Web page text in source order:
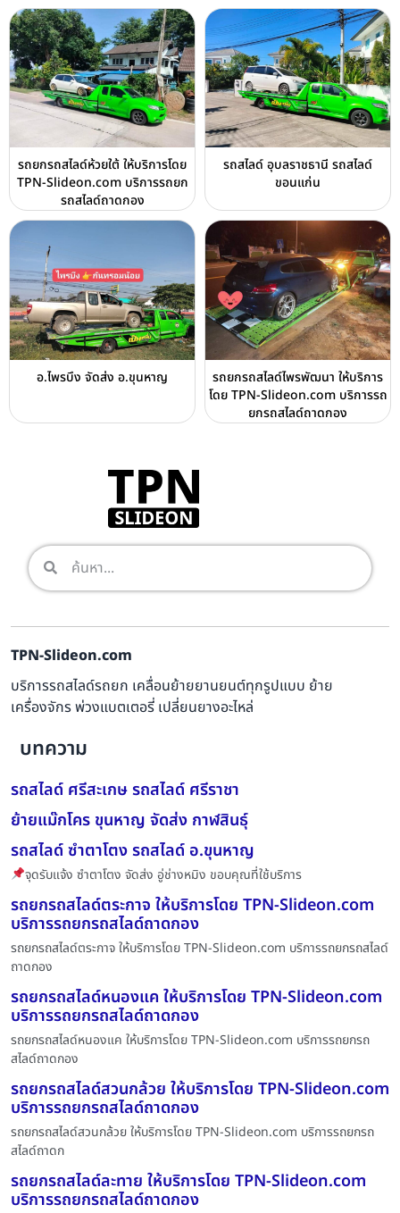
รถยกรถสไลด์ห้วยใต้ ให้บริการโดย
TPN-Slideon.com บริการรถยก
รถสไลด์ถาดกอง
รถสไลด์ อุบลราชธานี รถสไลด์
ขอนแก่น
อ.ไพรบึง จัดส่ง อ.ขุนหาญ
รถยกรถสไลด์ไพรพัฒนา ให้บริการ
โดย TPN-Slideon.com บริการรถ
ยกรถสไลด์ถาดกอง
TPN-Slideon.com
บริการรถสไลด์รถยก เคลื่อนย้ายยานยนต์ทุกรูปแบบ ย้าย
เครื่องจักร พ่วงแบตเตอรี่ เปลี่ยนยางอะไหล่
บทความ
รถสไลด์ ศรีสะเกษ รถสไลด์ ศรีราชา
ย้ายแม๊กโคร ขุนหาญ จัดส่ง กาฬสินธุ์
รถสไลด์ ซำตาโตง รถสไลด์ อ.ขุนหาญ
จุดรับแจ้ง ซำตาโตง จัดส่ง อู่ช่างหมิง ขอบคุณที่ใช้บริการ
รถยกรถสไลด์ตระกาจ ให้บริการโดย TPN-Slideon.com
บริการรถยกรถสไลด์ถาดกอง
รถยกรถสไลด์ตระกาจ ให้บริการโดย TPN-Slideon.com บริการรถยกรถสไลด์
ถาดกอง
รถยกรถสไลด์หนองแค ให้บริการโดย TPN-Slideon.com
บริการรถยกรถสไลด์ถาดกอง
รถยกรถสไลด์หนองแค ให้บริการโดย TPN-Slideon.com บริการรถยกรถ
สไลด์ถาดกอง
รถยกรถสไลด์สวนกล้วย ให้บริการโดย TPN-Slideon.com
บริการรถยกรถสไลด์ถาดกอง
รถยกรถสไลด์สวนกล้วย ให้บริการโดย TPN-Slideon.com บริการรถยกรถ
สไลด์ถาดก
รถยกรถสไลด์ละทาย ให้บริการโดย TPN-Slideon.com
บริการรถยกรถสไลด์ถาดกอง